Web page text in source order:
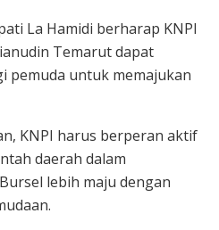
La Hamidi berharap KNPI
Temarut dapat
pemuda untuk memajukan
KNPI harus berperan aktif
daerah dalam
lebih maju dengan